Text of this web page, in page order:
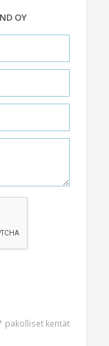
OY
pakolliset kentät